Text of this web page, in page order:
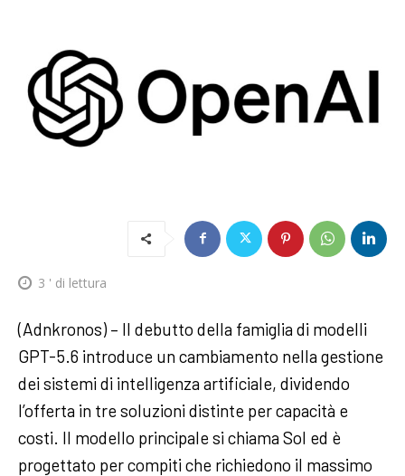
3 ' di lettura
(Adnkronos) – Il debutto della famiglia di modelli
GPT-5.6 introduce un cambiamento nella gestione
dei sistemi di intelligenza artificiale, dividendo
l’offerta in tre soluzioni distinte per capacità e
costi. Il modello principale si chiama Sol ed è
progettato per compiti che richiedono il massimo